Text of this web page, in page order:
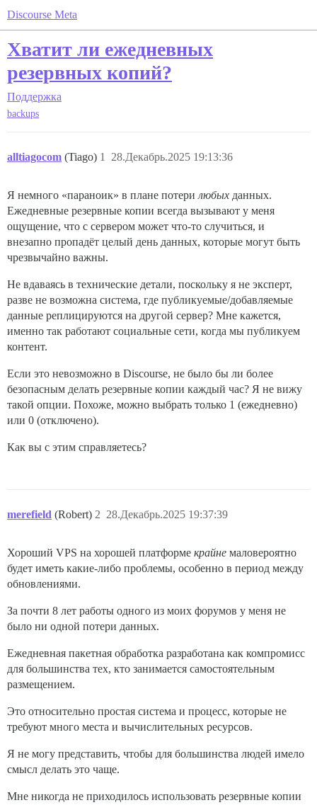
Discourse Meta
Хватит ли ежедневных
резервных копий?
Поддержка
backups
alltiagocom (Tiago) 28.Декабрь.2025 19:13:36
1
Я немного «параноик» в плане потери любых данных.
Ежедневные резервные копии всегда вызывают у меня
ощущение, что с сервером может что-то случиться, и
внезапно пропадёт целый день данных, которые могут быть
чрезвычайно важны.
Не вдаваясь в технические детали, поскольку я не эксперт,
разве не возможна система, где публикуемые/добавляемые
данные реплицируются на другой сервер? Мне кажется,
именно так работают социальные сети, когда мы публикуем
контент.
Если это невозможно в Discourse, не было бы ли более
безопасным делать резервные копии каждый час? Я не вижу
такой опции. Похоже, можно выбрать только 1 (ежедневно)
или 0 (отключено).
Как вы с этим справляетесь?
merefield (Robert) 28.Декабрь.2025 19:37:39
2
Хороший VPS на хорошей платформе крайне маловероятно
будет иметь какие-либо проблемы, особенно в период между
обновлениями.
За почти 8 лет работы одного из моих форумов у меня не
было ни одной потери данных.
Ежедневная пакетная обработка разработана как компромисс
для большинства тех, кто занимается самостоятельным
размещением.
Это относительно простая система и процесс, которые не
требуют много места и вычислительных ресурсов.
Я не могу представить, чтобы для большинства людей имело
смысл делать это чаще.
Мне никогда не приходилось использовать резервные копии